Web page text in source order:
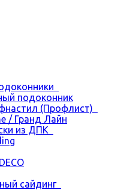
подоконник
(Профлист)
/ Гранд Лайн
из ДПК
сайдинг